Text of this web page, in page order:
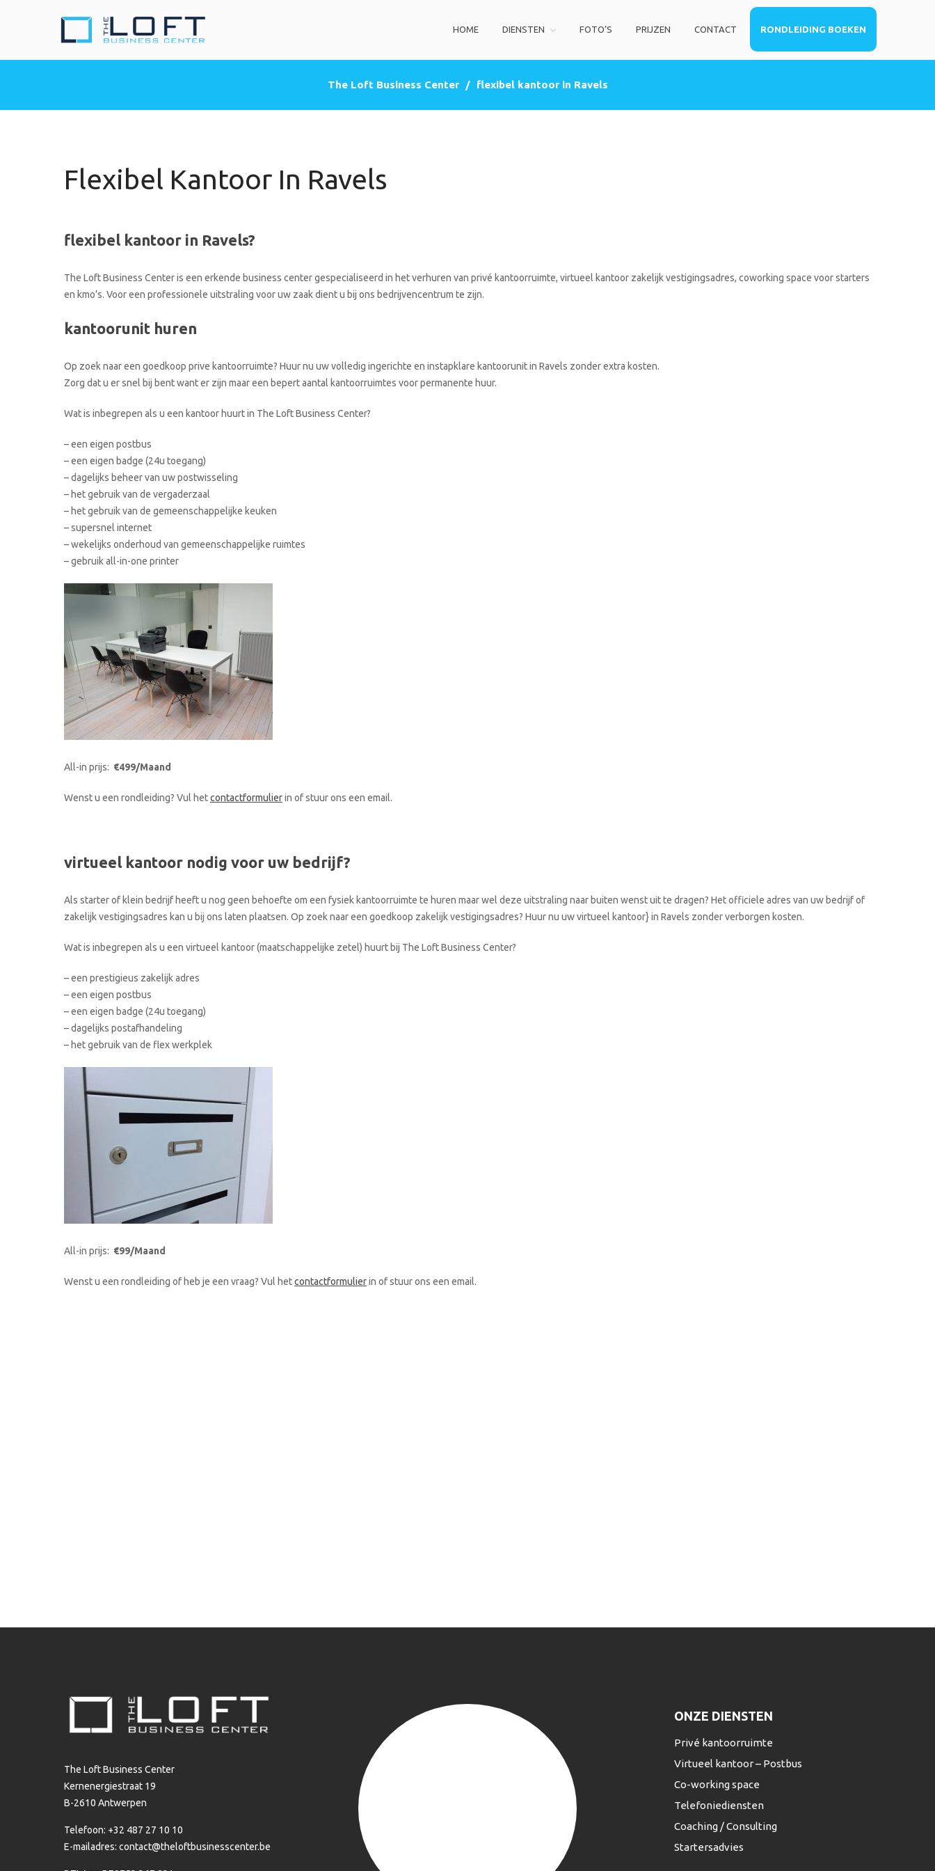
PRIJZEN
HOME DIENSTEN FOTO’S PRIJZEN CONTACT RONDLEIDING BOEKEN
The Loft Business Center / flexibel kantoor in Ravels
Flexibel Kantoor In Ravels
flexibel kantoor in Ravels?
The Loft Business Center is een erkende business center gespecialiseerd in het verhuren van privé kantoorruimte, virtueel kantoor zakelijk vestigingsadres, coworking space voor starters
en kmo’s. Voor een professionele uitstraling voor uw zaak dient u bij ons bedrijvencentrum te zijn.
kantoorunit huren
Op zoek naar een goedkoop prive kantoorruimte? Huur nu uw volledig ingerichte en instapklare kantoorunit in Ravels zonder extra kosten.
Zorg dat u er snel bij bent want er zijn maar een bepert aantal kantoorruimtes voor permanente huur.
Wat is inbegrepen als u een kantoor huurt in The Loft Business Center?
– een eigen postbus
– een eigen badge (24u toegang)
– dagelijks beheer van uw postwisseling
– het gebruik van de vergaderzaal
– het gebruik van de gemeenschappelijke keuken
– supersnel internet
– wekelijks onderhoud van gemeenschappelijke ruimtes
– gebruik all-in-one printer
All-in prijs: €499/Maand
Wenst u een rondleiding? Vul hetcontactformulierin of stuur ons een email.
virtueel kantoor nodig voor uw bedrijf?
Als starter of klein bedrijf heeft u nog geen behoefte om een fysiek kantoorruimte te huren maar wel deze uitstraling naar buiten wenst uit te dragen? Het officiele adres van uw bedrijf of
zakelijk vestigingsadres kan u bij ons laten plaatsen. Op zoek naar een goedkoop zakelijk vestigingsadres? Huur nu uw virtueel kantoor} in Ravels zonder verborgen kosten.
Wat is inbegrepen als u een virtueel kantoor (maatschappelijke zetel) huurt bij The Loft Business Center?
– een prestigieus zakelijk adres
– een eigen postbus
– een eigen badge (24u toegang)
– dagelijks postafhandeling
– het gebruik van de flex werkplek
All-in prijs: €99/Maand
Wenst u een rondleiding of heb je een vraag? Vul hetcontactformulierin of stuur ons een email.
The Loft Business Center
Kernenergiestraat 19
B-2610 Antwerpen
Telefoon: +32 487 27 10 10
E-mailadres: contact@theloftbusinesscenter.be
ONZE DIENSTEN
Privé kantoorruimte
Virtueel kantoor – Postbus
Co-working space
Telefoniediensten
Coaching / Consulting
Startersadvies